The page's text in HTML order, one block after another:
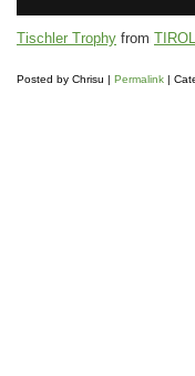
Tischler Trophy from
Posted by Chrisu | Permalink |